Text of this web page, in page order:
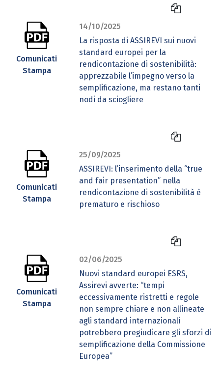
Comunicati
Stampa
14/10/2025
La risposta di ASSIREVI sui nuovi
standard europei per la
rendicontazione di sostenibilità:
apprezzabile l’impegno verso la
semplificazione, ma restano tanti
nodi da sciogliere
Comunicati
Stampa
25/09/2025
ASSIREVI: l’inserimento della “true
and fair presentation” nella
rendicontazione di sostenibilità è
prematuro e rischioso
Comunicati
Stampa
02/06/2025
Nuovi standard europei ESRS,
Assirevi avverte: “tempi
eccessivamente ristretti e regole
non sempre chiare e non allineate
agli standard internazionali
potrebbero pregiudicare gli sforzi di
semplificazione della Commissione
Europea”